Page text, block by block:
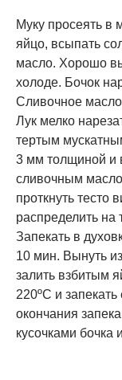
Муку просеять в
яйцо, всыпать
масло. Хорошо
холоде. Бочок
Сливочное масло
Лук мелко
тертым
3 мм толщиной и
сливочным
проткнуть тесто
распределить на
Запекать в
10 мин. Вынуть
залить взбитым
220ºС и
окончания
кусочками бочка